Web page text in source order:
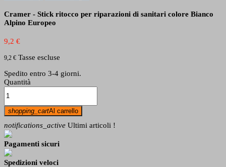
Cramer - Stick ritocco per riparazioni di sanitari colore Bianco
Alpino Europeo
9,2 €
9,2 € Tasse escluse
Spedito entro 3-4 giorni.
Quantità
shopping_cartAl carrello
notifications_active Ultimi articoli !
Pagamenti sicuri
Spedizioni veloci